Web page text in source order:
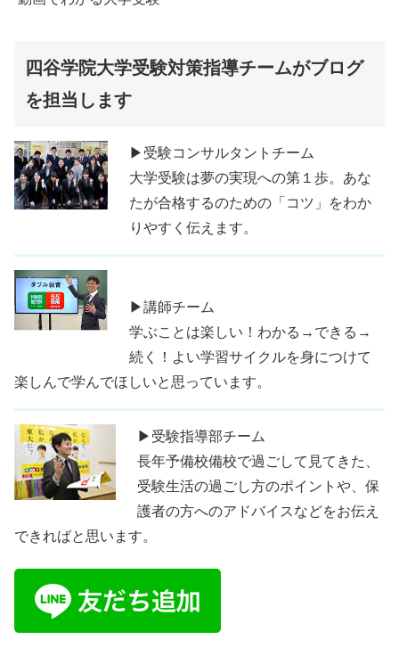
四谷学院大学受験対策指導チームがブログ
を担当します
▶受験コンサルタントチーム
大学受験は夢の実現への第１歩。あな
たが合格するのための「コツ」をわか
りやすく伝えます。
▶講師チーム
学ぶことは楽しい！わかる→できる→
続く！よい学習サイクルを身につけて
楽しんで学んでほしいと思っています。
▶受験指導部チーム
長年予備校備校で過ごして見てきた、
受験生活の過ごし方のポイントや、保
護者の方へのアドバイスなどをお伝え
できればと思います。